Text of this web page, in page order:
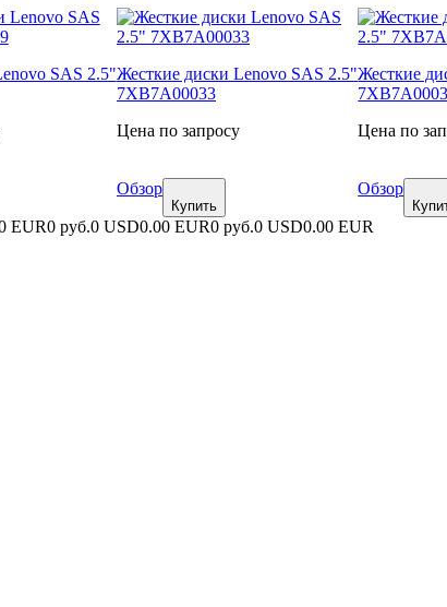
SAS 2.5"Жесткие диски Lenovo SAS 2.5"
7XB7A00033
Цена по запросу
Обзор
Купить
Жесткие
Цена по
Обзор
EUR0 руб.0 USD0.00 EUR0 руб.0 USD0.00 EUR